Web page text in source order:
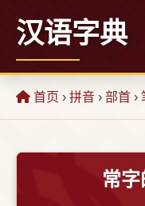
汉语字典
首页 › 拼音 › 部首 ›
常